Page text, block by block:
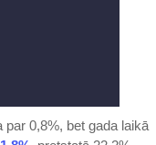
0,8%, bet gada laikā